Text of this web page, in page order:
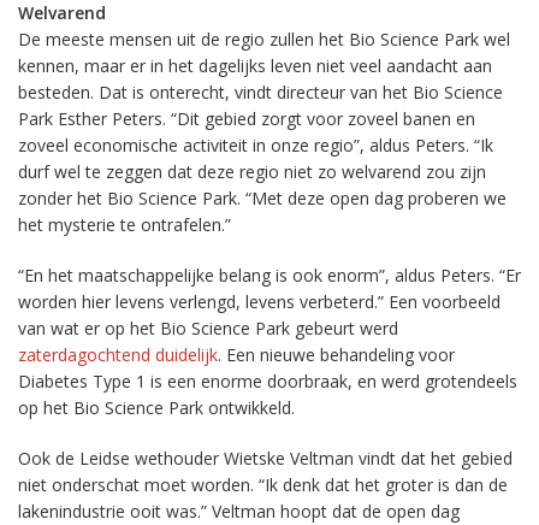
Welvarend
De meeste mensen uit de regio zullen het Bio Science Park wel
kennen, maar er in het dagelijks leven niet veel aandacht aan
besteden. Dat is onterecht, vindt directeur van het Bio Science
Park Esther Peters. “Dit gebied zorgt voor zoveel banen en
zoveel economische activiteit in onze regio”, aldus Peters. “Ik
durf wel te zeggen dat deze regio niet zo welvarend zou zijn
zonder het Bio Science Park. “Met deze open dag proberen we
het mysterie te ontrafelen.”
“En het maatschappelijke belang is ook enorm”, aldus Peters. “Er
worden hier levens verlengd, levens verbeterd.” Een voorbeeld
van wat er op het Bio Science Park gebeurt werd
zaterdagochtend duidelijk. Een nieuwe behandeling voor
Diabetes Type 1 is een enorme doorbraak, en werd grotendeels
op het Bio Science Park ontwikkeld.
Ook de Leidse wethouder Wietske Veltman vindt dat het gebied
niet onderschat moet worden. “Ik denk dat het groter is dan de
lakenindustrie ooit was.” Veltman hoopt dat de open dag